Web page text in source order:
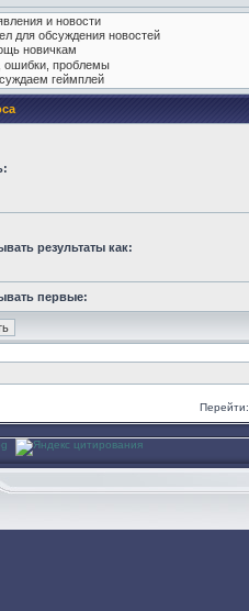
результаты как:
первые:
Перейти: